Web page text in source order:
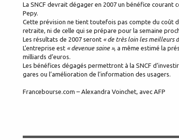
La SNCF devrait dégager en 2007 un bénéfice courant
Pepy.
Cette prévision ne tient toutefois pas compte du coût
retraite, ni de celle qui se prépare pour la semaine
Les résultats de 2007 seront « de très loin les meilleurs
L’entreprise est « devenue saine », a même estimé la
milliards d’euros.
Les bénéfices dégagés permettront à la SNCF
gares ou l’amélioration de l’information des usagers.
Francebourse.com – Alexandra Voinchet, avec AFP